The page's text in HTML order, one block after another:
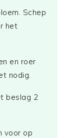
Schep
het
en roer
nodig.
beslag 2
voor op